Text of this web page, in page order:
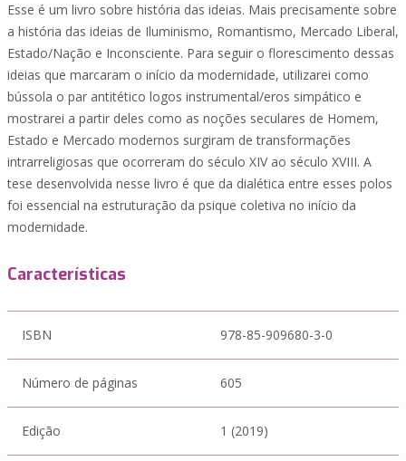
Esse é um livro sobre história das ideias. Mais precisamente sobre
a história das ideias de Iluminismo, Romantismo, Mercado Liberal,
Estado/Nação e Inconsciente. Para seguir o florescimento dessas
ideias que marcaram o início da modernidade, utilizarei como
bússola o par antitético logos instrumental/eros simpático e
mostrarei a partir deles como as noções seculares de Homem,
Estado e Mercado modernos surgiram de transformações
intrarreligiosas que ocorreram do século XIV ao século XVIII. A
tese desenvolvida nesse livro é que da dialética entre esses polos
foi essencial na estruturação da psique coletiva no início da
modernidade.
Características
ISBN 978-85-909680-3-0
Número de páginas 605
Edição 1 (2019)